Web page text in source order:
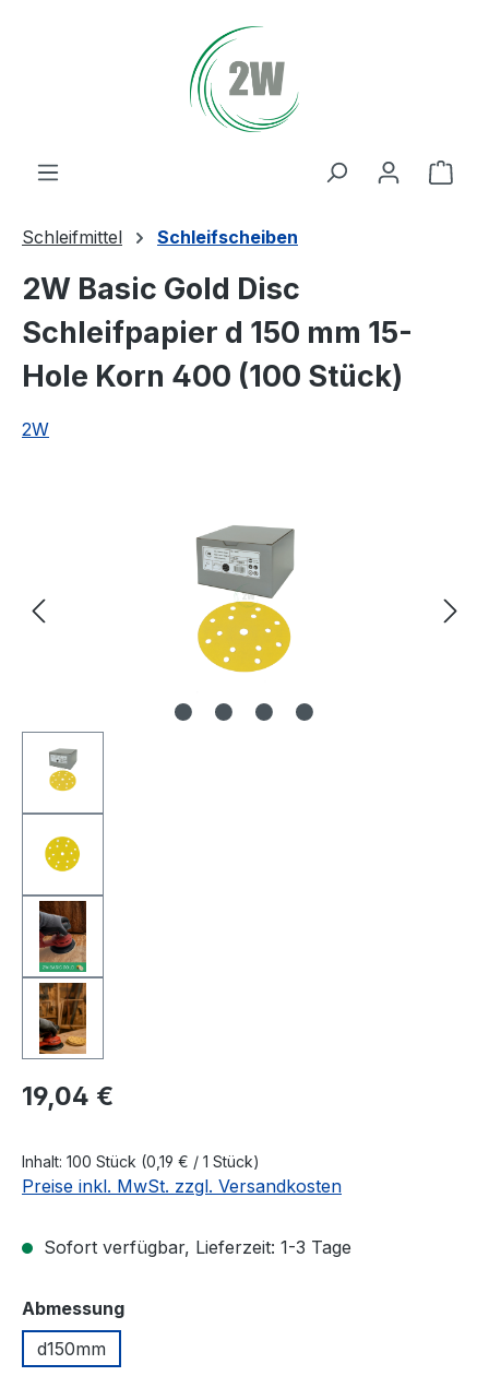
Schleifmittel Schleifscheiben
2W Basic Gold Disc
Schleifpapier d 150 mm 15-
Hole Korn 400 (100 Stück)
2W
Regulärer Preis:
19,04 €
Inhalt: 100 Stück (0,19 € / 1 Stück)
Preise inkl. MwSt. zzgl. Versandkosten
Sofort verfügbar, Lieferzeit: 1-3 Tage
Abmessungauswählen
d150mm